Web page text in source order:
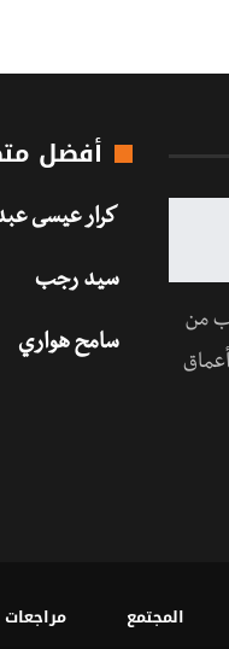
من
أفضل
كرار عيسى
سيد رجب
سامح هواري
المجتمع